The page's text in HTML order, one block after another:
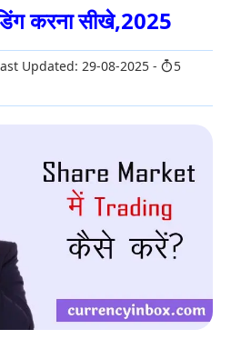
करना सीखे,2025
Updated: 29-08-2025
5